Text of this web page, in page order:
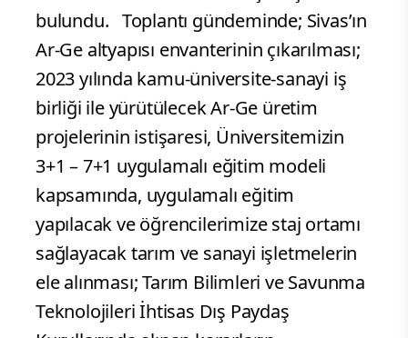
bulundu. Toplantı gündeminde; Sivas’ın
Ar-Ge altyapısı envanterinin çıkarılması;
2023 yılında kamu-üniversite-sanayi iş
birliği ile yürütülecek Ar-Ge üretim
projelerinin istişaresi, Üniversitemizin
3+1 – 7+1 uygulamalı eğitim modeli
kapsamında, uygulamalı eğitim
yapılacak ve öğrencilerimize staj ortamı
sağlayacak tarım ve sanayi işletmelerin
ele alınması; Tarım Bilimleri ve Savunma
Teknolojileri İhtisas Dış Paydaş